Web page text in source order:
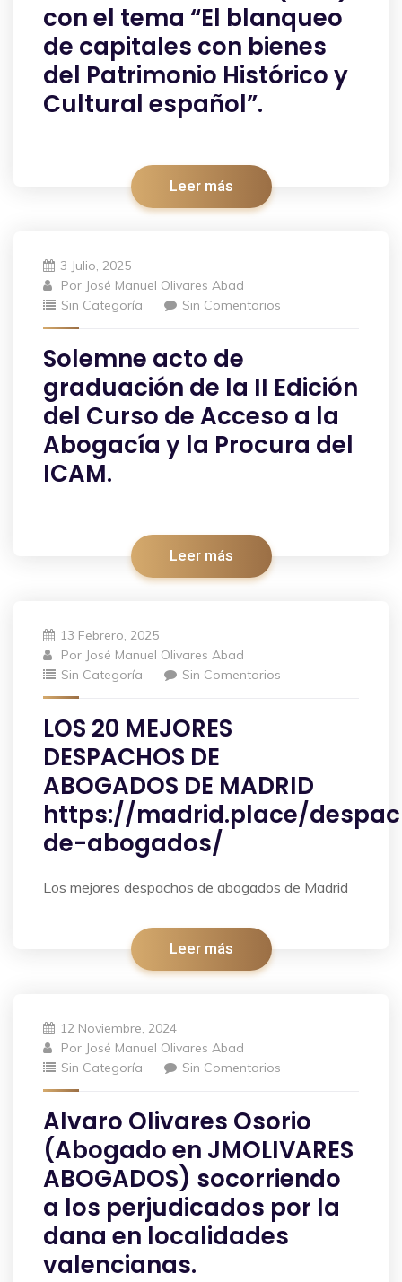
con el tema “El blanqueo
de capitales con bienes
del Patrimonio Histórico y
Cultural español”.
Leer más
3 Julio, 2025
Por José Manuel Olivares Abad
Sin Categoría
Sin Comentarios
Solemne acto de
graduación de la II Edición
del Curso de Acceso a la
Abogacía y la Procura del
ICAM.
Leer más
13 Febrero, 2025
Por José Manuel Olivares Abad
Sin Categoría
Sin Comentarios
LOS 20 MEJORES
DESPACHOS DE
ABOGADOS DE MADRID
https://madrid.place/
de-abogados/
Los mejores despachos de abogados de Madrid
Leer más
12 Noviembre, 2024
Por José Manuel Olivares Abad
Sin Categoría
Sin Comentarios
Alvaro Olivares Osorio
(Abogado en JMOLIVARES
ABOGADOS) socorriendo
a los perjudicados por la
dana en localidades
valencianas.